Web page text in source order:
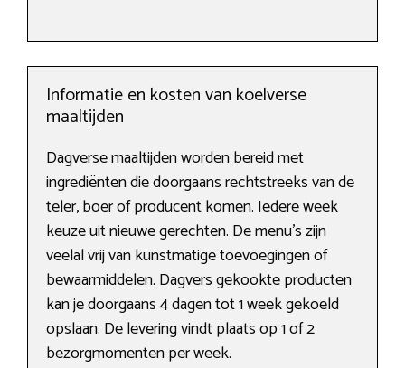
Informatie en kosten van koelverse
maaltijden
Dagverse maaltijden worden bereid met
ingrediënten die doorgaans rechtstreeks van de
teler, boer of producent komen. Iedere week
keuze uit nieuwe gerechten. De menu’s zijn
veelal vrij van kunstmatige toevoegingen of
bewaarmiddelen. Dagvers gekookte producten
kan je doorgaans 4 dagen tot 1 week gekoeld
opslaan. De levering vindt plaats op 1 of 2
bezorgmomenten per week.